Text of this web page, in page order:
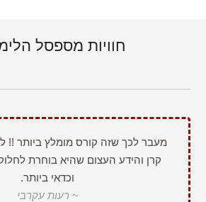
חוויות מספסל
מעבר לכך שזה קורס מומלץ ביותר !!
קרן והידע העצום שהיא בוחרת
וכדאי ביותר.
~ רעות עקרבי